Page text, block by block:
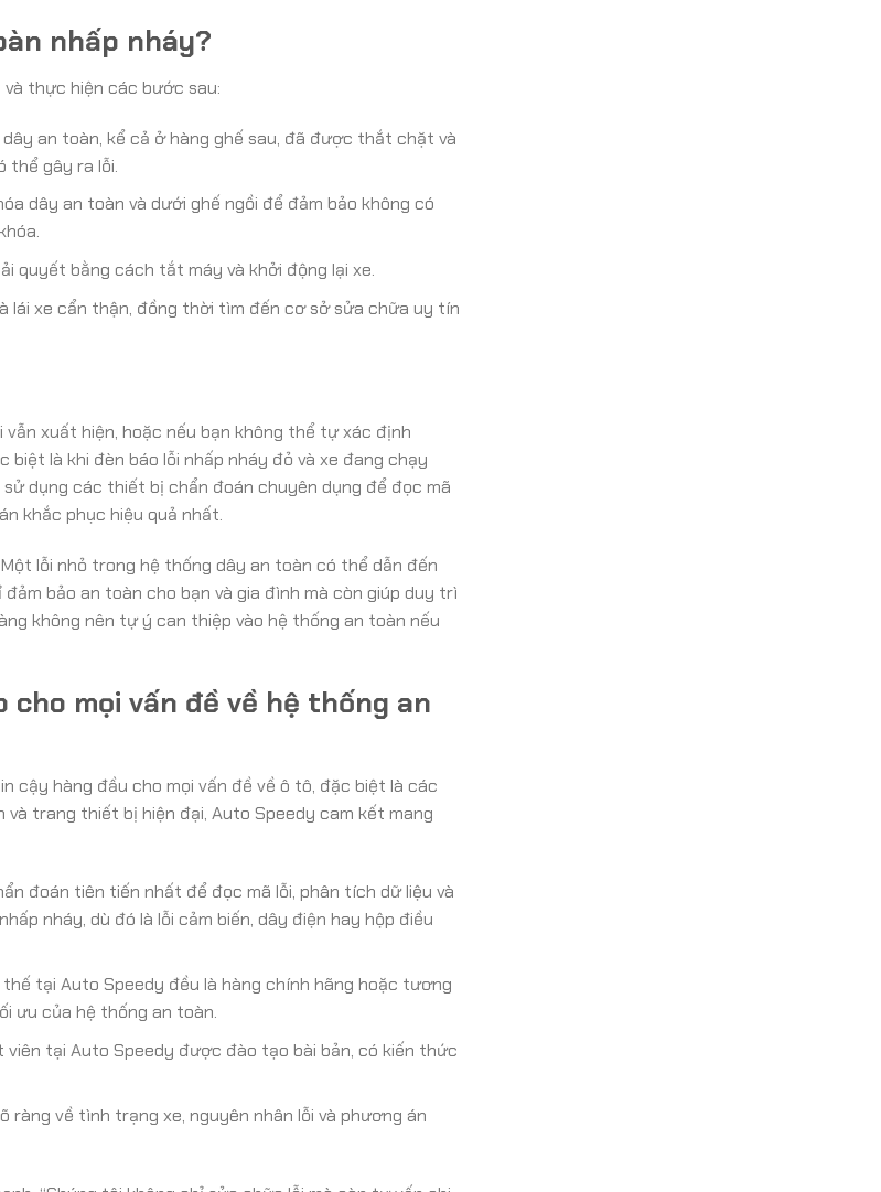
nhấp nháy?
thực hiện các bước sau:
an toàn, kể cả ở hàng ghế sau, đã được thắt chặt và
thể gây ra lỗi.
dây an toàn và dưới ghế ngồi để đảm bảo không có
quyết bằng cách tắt máy và khởi động lại xe.
lái xe cẩn thận, đồng thời tìm đến cơ sở sửa chữa uy tín
xuất hiện, hoặc nếu bạn không thể tự xác định
là khi đèn báo lỗi nhấp nháy đỏ và xe đang chạy
dụng các thiết bị chẩn đoán chuyên dụng để đọc mã
khắc phục hiệu quả nhất.
lỗi nhỏ trong hệ thống dây an toàn có thể dẫn đến
bảo an toàn cho bạn và gia đình mà còn giúp duy trì
không nên tự ý can thiệp vào hệ thống an toàn nếu
cho mọi vấn đề về hệ thống an
cậy hàng đầu cho mọi vấn đề về ô tô, đặc biệt là các
trang thiết bị hiện đại, Auto Speedy cam kết mang
đoán tiên tiến nhất để đọc mã lỗi, phân tích dữ liệu và
nháy, dù đó là lỗi cảm biến, dây điện hay hộp điều
thế tại Auto Speedy đều là hàng chính hãng hoặc tương
ưu của hệ thống an toàn.
viên tại Auto Speedy được đào tạo bài bản, có kiến thức
ràng về tình trạng xe, nguyên nhân lỗi và phương án